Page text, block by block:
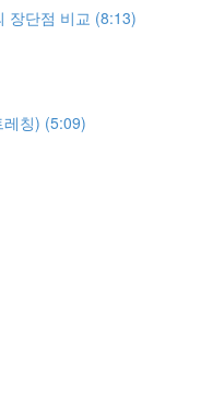
장단점 비교 (8:13)
칭) (5:09)